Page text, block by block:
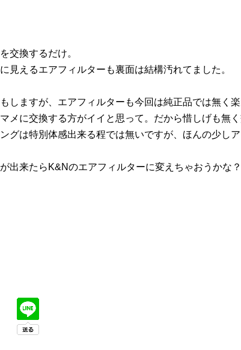
交換するだけ。
見えるエアフィルターも裏面は結構汚れてました。
しますが、エアフィルターも今回は純正品では無く
メに交換する方がイイと思って。だから惜しげも無
グは特別体感出来る程では無いですが、ほんの少し
出来たらK&Nのエアフィルターに変えちゃおうかな